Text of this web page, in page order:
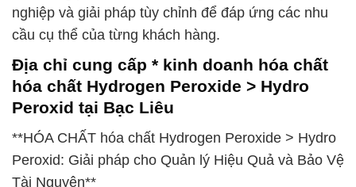
nghiệp và giải pháp tùy chỉnh để đáp ứng các nhu
cầu cụ thể của từng khách hàng.
Địa chỉ cung cấp * kinh doanh hóa chất
hóa chất Hydrogen Peroxide > Hydro
Peroxid tại Bạc Liêu
**HÓA CHẤT hóa chất Hydrogen Peroxide > Hydro
Peroxid: Giải pháp cho Quản lý Hiệu Quả và Bảo Vệ
Tài Nguyên**